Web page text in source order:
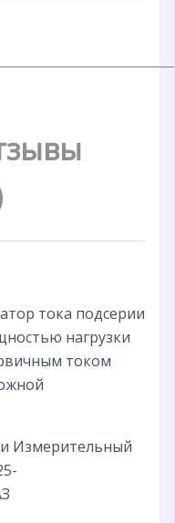
тока подсерии
нагрузки
током
Измерительный